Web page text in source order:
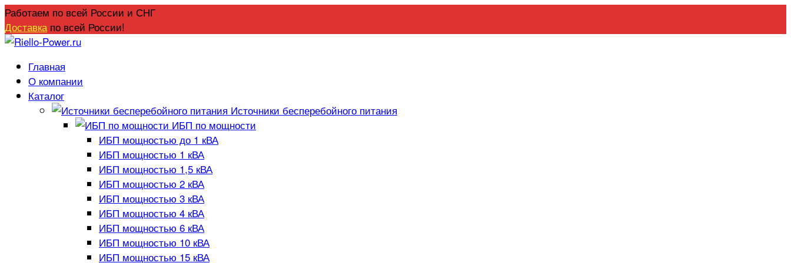
Перейти
к
содержанию
Работаем по всей России и СНГ
Доставкапо всей России!
Главная
О компании
Каталог
Источники бесперебойного питания
ИБП по мощности
ИБП мощностью до 1 кВА
ИБП мощностью 1 кВА
ИБП мощностью 1,5 кВА
ИБП мощностью 2 кВА
ИБП мощностью 3 кВА
ИБП мощностью 4 кВА
ИБП мощностью 6 кВА
ИБП мощностью 10 кВА
ИБП мощностью 15 кВА